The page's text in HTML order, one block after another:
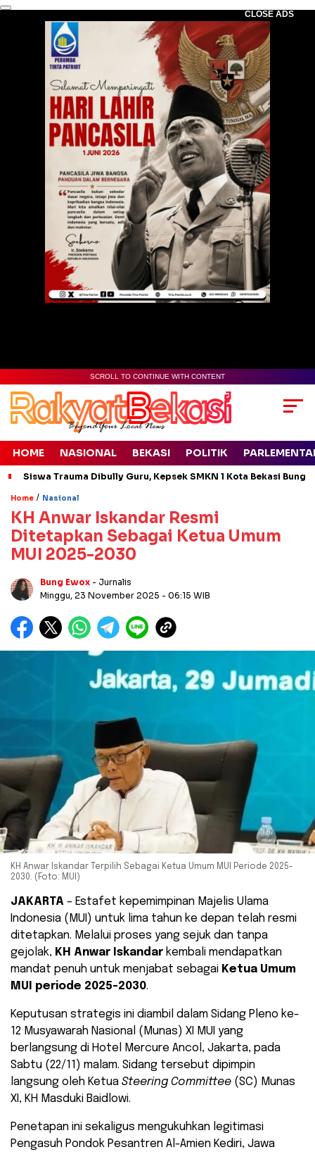
CLOSE ADS
SCROLL TO CONTINUE WITH CONTENT
HOME NASIONAL BEKASI POLITIK
Siswa Trauma Dibully Guru, Kepsek SMKN 1 Kota Bekasi
Home / Nasional
KH Anwar Iskandar Resmi
Ditetapkan Sebagai Ketua Umum
MUI 2025-2030
Bung Ewox - Jurnalis
Minggu, 23 November 2025 - 06:15 WIB
KH Anwar Iskandar Terpilih Sebagai Ketua Umum MUI Periode 2025-
2030. (Foto: MUI)
JAKARTA – Estafet kepemimpinan Majelis Ulama
Indonesia (MUI) untuk lima tahun ke depan telah resmi
ditetapkan. Melalui proses yang sejuk dan tanpa
gejolak, KH Anwar Iskandar kembali mendapatkan
mandat penuh untuk menjabat sebagai Ketua Umum
MUI periode 2025-2030.
Keputusan strategis ini diambil dalam Sidang Pleno ke-
12 Musyawarah Nasional (Munas) XI MUI yang
berlangsung di Hotel Mercure Ancol, Jakarta, pada
Sabtu (22/11) malam. Sidang tersebut dipimpin
langsung oleh Ketua Steering Committee (SC) Munas
XI, KH Masduki Baidlowi.
Penetapan ini sekaligus mengukuhkan legitimasi
Pengasuh Pondok Pesantren Al-Amien Kediri, Jawa